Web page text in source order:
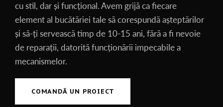
cu stil, dar și funcțional. Avem grijă ca fiecare
element al bucătăriei tale să corespundă așteptărilor
și să-ți servească timp de 10-15 ani, fără a fi nevoie
de reparații, datorită funcționării impecabile a
mecanismelor.
COMANDĂ UN PROIECT